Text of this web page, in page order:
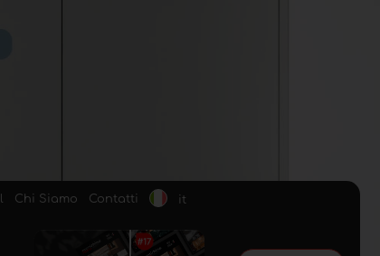
Chi Siamo Contatti it